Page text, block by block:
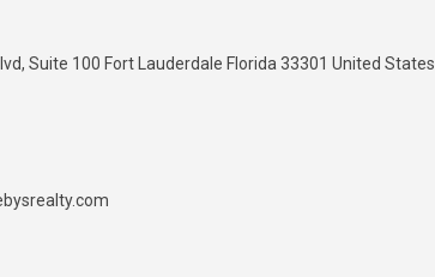
Suite 100 Fort Lauderdale Florida 33301 United States